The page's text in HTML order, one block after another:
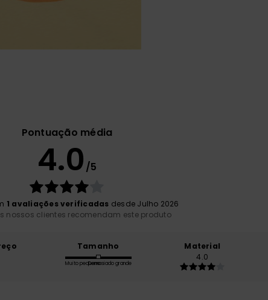
Pontuação média
4.0 /5
1 avaliações verificadas desde Julho 2026
nossos clientes recomendam este produto
Tamanho
Muito pequenoDemasiado grande
Material
4.0